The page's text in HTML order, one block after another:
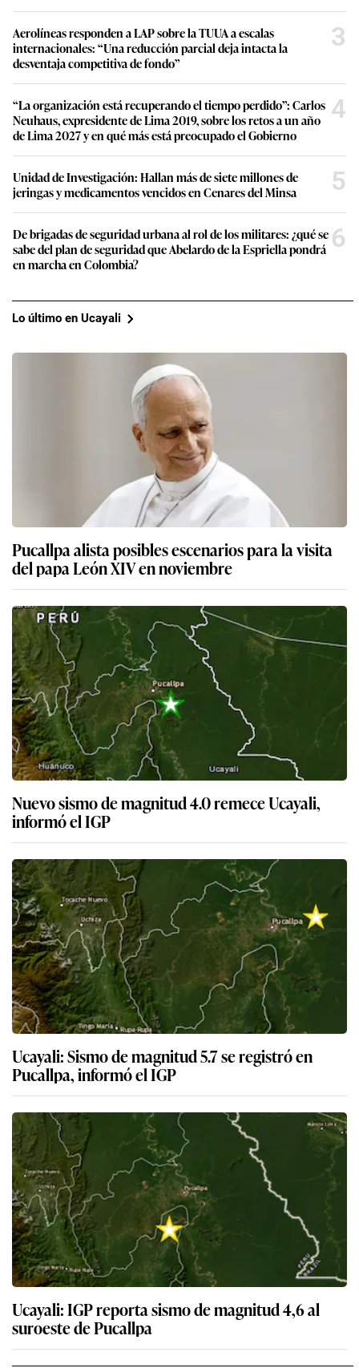
Aerolíneas responden a LAP sobre la TUUA a escalas
internacionales: “Una reducción parcial deja intacta la
desventaja competitiva de fondo”
3
“La organización está recuperando el tiempo perdido”: Carlos
Neuhaus, expresidente de Lima 2019, sobre los retos a un año
de Lima 2027 y en qué más está preocupado el Gobierno
4
Unidad de Investigación: Hallan más de siete millones de
jeringas y medicamentos vencidos en Cenares del Minsa
5
De brigadas de seguridad urbana al rol de los militares: ¿qué se
sabe del plan de seguridad que Abelardo de la Espriella pondrá
en marcha en Colombia?
6
Lo último en Ucayali
Pucallpa alista posibles escenarios para la visita
del papa León XIV en noviembre
Nuevo sismo de magnitud 4.0 remece Ucayali,
informó el IGP
Ucayali: Sismo de magnitud 5.7 se registró en
Pucallpa, informó el IGP
Ucayali: IGP reporta sismo de magnitud 4,6 al
suroeste de Pucallpa